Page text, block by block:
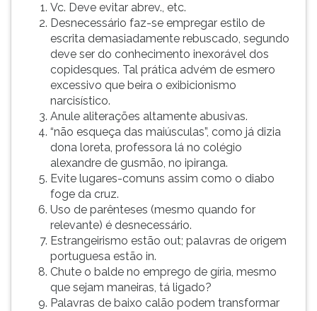
Vc. Deve evitar abrev., etc.
Desnecessário faz-se empregar estilo de
escrita demasiadamente rebuscado, segundo
deve ser do conhecimento inexorável dos
copidesques. Tal prática advém de esmero
excessivo que beira o exibicionismo
narcisístico.
Anule aliterações altamente abusivas.
“não esqueça das maiúsculas”, como já dizia
dona loreta, professora lá no colégio
alexandre de gusmão, no ipiranga.
Evite lugares-comuns assim como o diabo
foge da cruz.
Uso de parênteses (mesmo quando for
relevante) é desnecessário.
Estrangeirismo estão out; palavras de origem
portuguesa estão in.
Chute o balde no emprego de gíria, mesmo
que sejam maneiras, tá ligado?
Palavras de baixo calão podem transformar